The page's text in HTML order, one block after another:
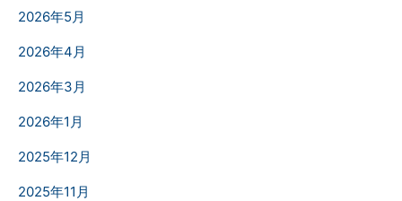
2026年5月
2026年4月
2026年3月
2026年1月
2025年12月
2025年11月